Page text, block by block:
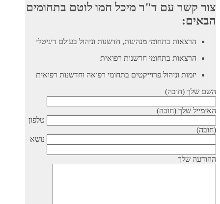
צור קשר עם ד"ר מיכל חמו לוטם בתחומים
הבאים:
הרצאות בתחומי מנהיגות, חדשנות וניהול בעולם דיגיטלי
הרצאות בתחומי חדשנות רפואית
יזמות וניהול פרוייקטים בתחומי רפואה וחדשנות רפואית
השם שלך (חובה)
האימייל שלך (חובה)
טלפון
(חובה)
נושא
ההודעה שלך